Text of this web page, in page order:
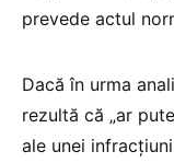
prevede actul
Dacă în urma
rezultă că „ar
ale unei